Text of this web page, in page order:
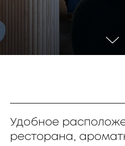
Удобное
ресторана,